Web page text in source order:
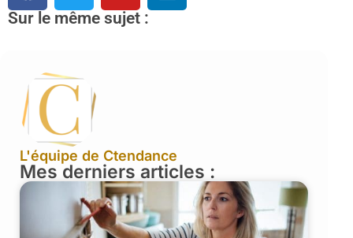
Sur le même sujet :
L'équipe de Ctendance
Mes derniers articles :